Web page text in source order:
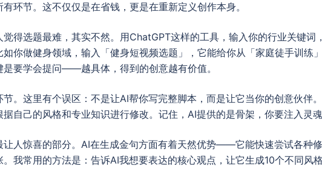
环节。这不仅仅是在省钱，更是在重新定义创作本身。
觉得选题最难，其实不然。用ChatGPT这样的工具，输入你的行业关键词
你做健身领域，输入「健身短视频选题」，它能给你从「家庭徒手训练
是要学会提问——越具体，得到的创意越有价值。
节。这里有个误区：不是让AI帮你写完整脚本，而是让它当你的创意伙伴
自己的风格和专业知识进行修改。记住，AI提供的是骨架，你要注入灵魂
让人惊喜的部分。AI在生成金句方面有着天然优势——它能快速尝试各种
我常用的方法是：告诉AI我想要表达的核心观点，让它生成10个不同风